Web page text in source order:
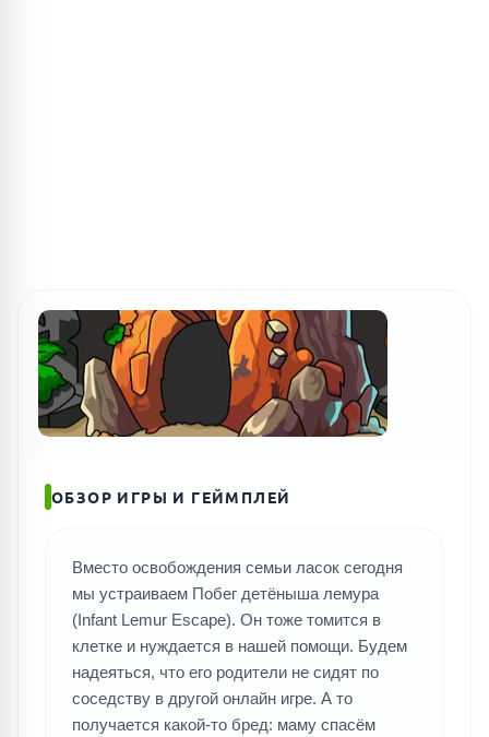
ПОИСК ИГР
ОБЗОР ИГРЫ И ГЕЙМПЛЕЙ
Вместо освобождения семьи ласок сегодня
мы устраиваем Побег детёныша лемура
(Infant Lemur Escape). Он тоже томится в
клетке и нуждается в нашей помощи. Будем
надеяться, что его родители не сидят по
соседству в другой онлайн игре. А то
получается какой-то бред: маму спасём